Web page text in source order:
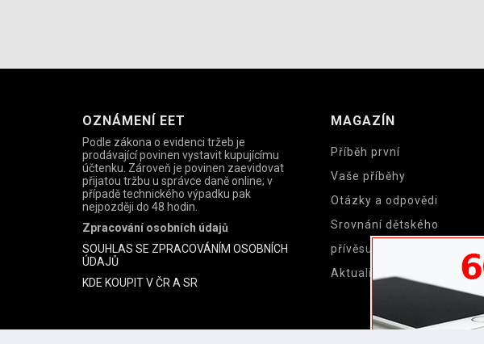
OZNÁMENÍ EET
Podle zákona o evidenci tržeb je
prodávající povinen vystavit kupujícímu
účtenku. Zároveň je povinen zaevidovat
přijatou tržbu u správce daně online; v
případě technického výpadku pak
nejpozději do 48 hodin.
Zpracování osobních údajů
SOUHLAS SE ZPRACOVÁNÍM OSOBNÍCH
ÚDAJŮ
KDE KOUPIT V ČR A SR
MAGAZÍN
Příběh první
Vaše příběhy
Otázky a odpovědi
Srovnání dětského
přívěsu a cyklosedačky
Aktuality